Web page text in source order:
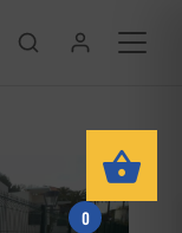
0